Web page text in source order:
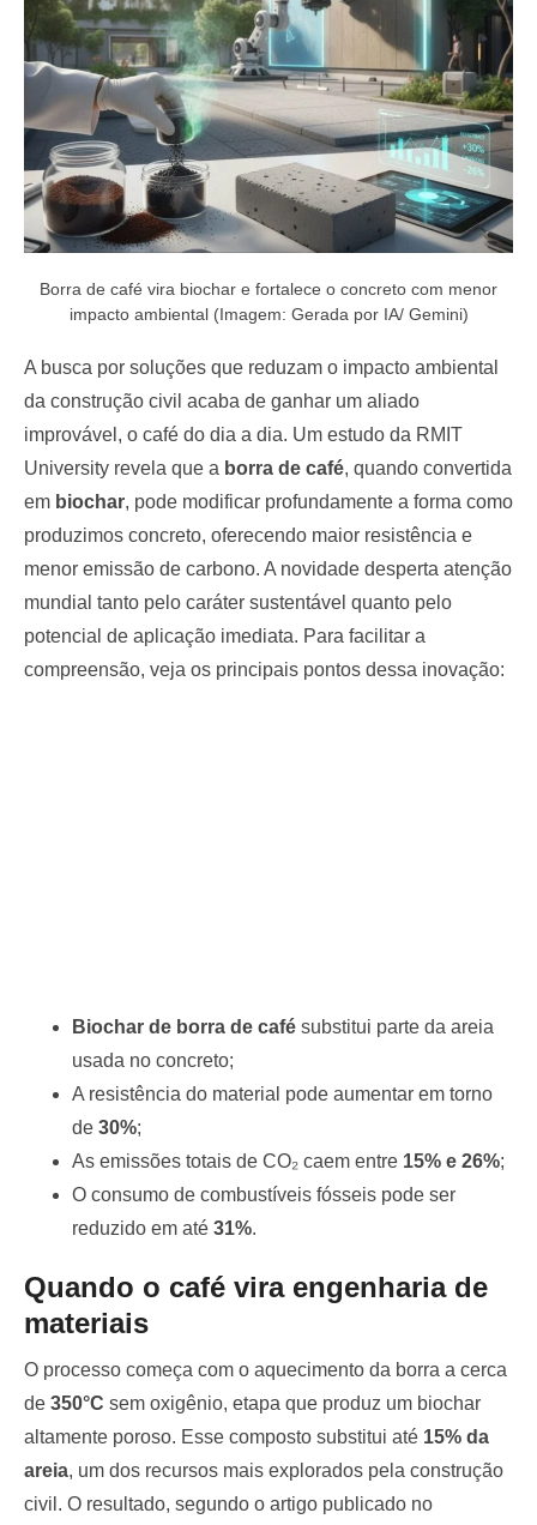
o
n
Borra de café vira biochar e fortalece o concreto com menor
impacto ambiental (Imagem: Gerada por IA/ Gemini)
A busca por soluções que reduzam o impacto ambiental
da construção civil acaba de ganhar um aliado
improvável, o café do dia a dia. Um estudo da RMIT
University revela que a borra de café, quando convertida
em biochar, pode modificar profundamente a forma como
produzimos concreto, oferecendo maior resistência e
menor emissão de carbono. A novidade desperta atenção
mundial tanto pelo caráter sustentável quanto pelo
potencial de aplicação imediata. Para facilitar a
compreensão, veja os principais pontos dessa inovação:
Biochar de borra de café substitui parte da areia
usada no concreto;
A resistência do material pode aumentar em torno
de 30%;
As emissões totais de CO₂ caem entre 15% e 26%;
O consumo de combustíveis fósseis pode ser
reduzido em até 31%.
Quando o café vira engenharia de
materiais
O processo começa com o aquecimento da borra a cerca
de 350°C sem oxigênio, etapa que produz um biochar
altamente poroso. Esse composto substitui até 15% da
areia, um dos recursos mais explorados pela construção
civil. O resultado, segundo o artigo publicado no